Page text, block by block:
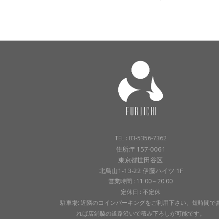
TEL : 03-5356-7362
住所:〒157-0061
東京都世田谷区
北烏山1-13-22 伊藤ハイツ 1F
営業時間 : 11:00～20:00
定休日 : 不定休
駐車場: 近隣のコインパーキングをご利用下さい。短時間で
れば店鋪脇の道路沿いで積み下ろしが可能です。